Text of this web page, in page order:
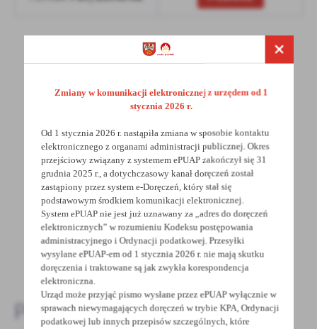
treści w postaci wiadomości, ofert, komunikatów mediów
POWRÓT UDOSTĘPNIJ
Spodobała Ci się informacja? Zostaw nam swoją opinię
- to dla Ciebie staramy się być najlepsi, a Twoje zdanie
bardzo nam w tym pomoże!
DODAJ KOMENTARZ
Pozostałe
Zmiany w komunikacji elektronicznej z urzędem od 1
stycznia 2026 r.
Od 1 stycznia 2026 r. nastąpiła zmiana w sposobie kontaktu
elektronicznego z organami administracji publicznej. Okres
przejściowy związany z systemem ePUAP zakończył się 31
grudnia 2025 r., a dotychczasowy kanał doręczeń został
zastąpiony przez system e-Doręczeń, który stał się
podstawowym środkiem komunikacji elektronicznej.
System ePUAP nie jest już uznawany za „adres do doręczeń
elektronicznych” w rozumieniu Kodeksu postępowania
administracyjnego i Ordynacji podatkowej. Przesyłki
wysyłane ePUAP-em od 1 stycznia 2026 r. nie mają skutku
doręczenia i traktowane są jak zwykła korespondencja
elektroniczna.
Urząd może przyjąć pismo wysłane przez ePUAP wyłącznie w
sprawach niewymagających doręczeń w trybie KPA, Ordynacji
podatkowej lub innych przepisów szczególnych, które